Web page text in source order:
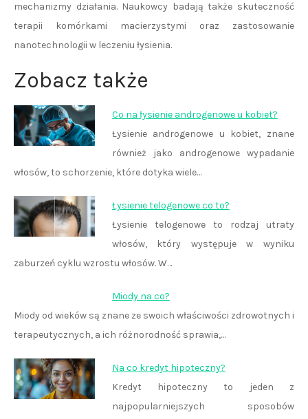
mechanizmy działania. Naukowcy badają także skuteczność
terapii komórkami macierzystymi oraz zastosowanie
nanotechnologii w leczeniu łysienia.
Zobacz także
Co na łysienie androgenowe u kobiet?
Łysienie androgenowe u kobiet, znane
również jako androgenowe wypadanie
włosów, to schorzenie, które dotyka wiele…
Łysienie telogenowe co to?
Łysienie telogenowe to rodzaj utraty
włosów, który występuje w wyniku
zaburzeń cyklu wzrostu włosów. W…
Miody na co?
Miody od wieków są znane ze swoich właściwości zdrowotnych i
terapeutycznych, a ich różnorodność sprawia,…
Na co kredyt hipoteczny?
Kredyt hipoteczny to jeden z
najpopularniejszych sposobów